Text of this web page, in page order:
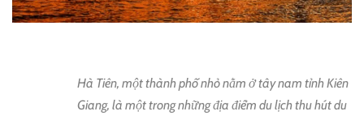
Hà Tiên, một thành phố nhỏ nằm ở tây nam tỉnh Kiên
Giang, là một trong những địa điểm du lịch thu hút du